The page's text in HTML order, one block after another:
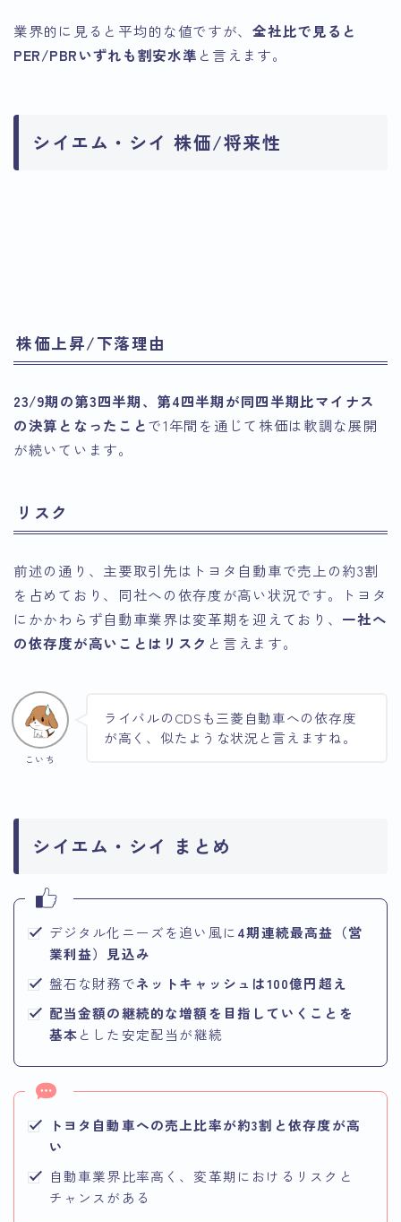
業界的に見ると平均的な値ですが、全社比で見ると
PER/PBRいずれも割安水準 と言えます。
シイエム・シイ 株価/将来性
株価上昇/下落理由
23/9期の第3四半期、第4四半期が同四半期比マイナス
の決算となったことで1年間を通じて株価は軟調な展開
が続いています。
リスク
前述の通り、主要取引先はトヨタ自動車で売上の約3割
を占めており、同社への依存度が高い状況です。トヨタ
にかかわらず自動車業界は変革期を迎えており、 一社へ
の依存度が高いことはリスク と言えます。
こいち
ライバルのCDSも三菱自動車への依存度
が高く、似たような状況と言えますね。
シイエム・シイ まとめ
デジタル化ニーズを追い風に4期連続最高益（営
業利益）見込み
盤石な財務でネットキャッシュは100億円超え
配当金額の継続的な増額を目指していくことを
基本とした安定配当が継続
トヨタ自動車への売上比率が約3割と依存度が高
い
自動車業界比率高く、変革期におけるリスクと
チャンスがある